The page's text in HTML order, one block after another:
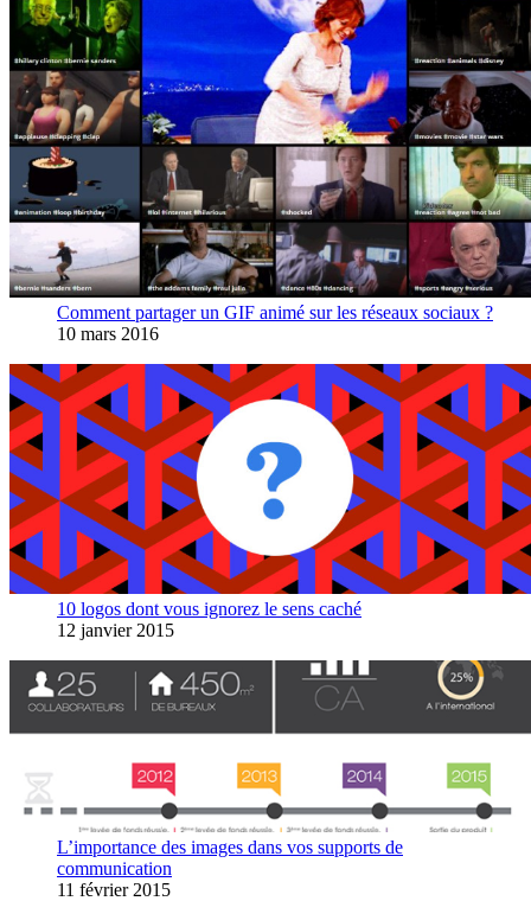
Comment partager un GIF animé sur les réseaux sociaux ?
10 mars 2016
10 logos dont vous ignorez le sens caché
12 janvier 2015
L’importance des images dans vos supports de
communication
11 février 2015